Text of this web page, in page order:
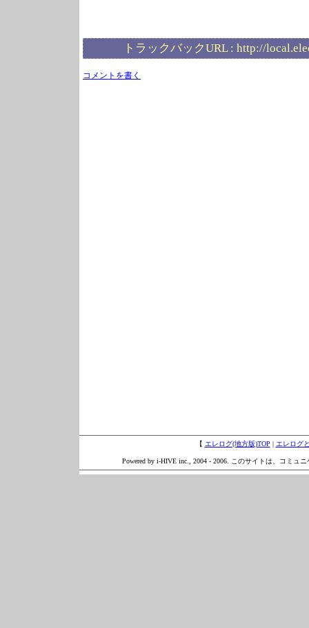
トラックバックURL : http://
コメントを書く
【 エレログ(地方版)TOP | エレログ
Powered by i-HIVE inc., 2004 - 2006. このサイトは、コミュ